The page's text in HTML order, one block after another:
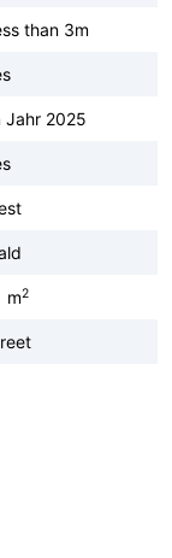
than 3m
Jahr 2025
m2